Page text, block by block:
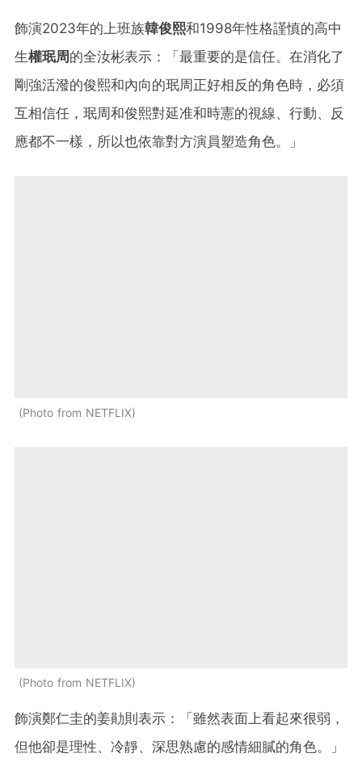
飾演2023年的上班族韓俊熙和1998年性格謹慎的高中
生權珉周 的全汝彬表示：「最重要的是信任。在消化了
剛強活潑的俊熙和內向的珉周正好相反的角色時，必須
互相信任，珉周和俊熙對延准和時憲的視線、行動、反
應都不一樣，所以也依靠對方演員塑造角色。」
Photo from NETFLIX
Photo from NETFLIX
飾演鄭仁圭的姜勛則表示：「雖然表面上看起來很弱，
但他卻是理性、冷靜、深思熟慮的感情細膩的角色。」